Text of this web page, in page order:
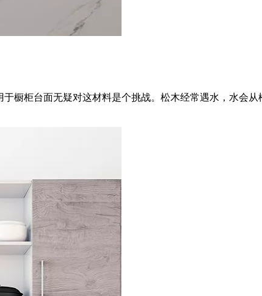
橱柜台面无疑对这材料是个挑战。松木经常遇水，水会